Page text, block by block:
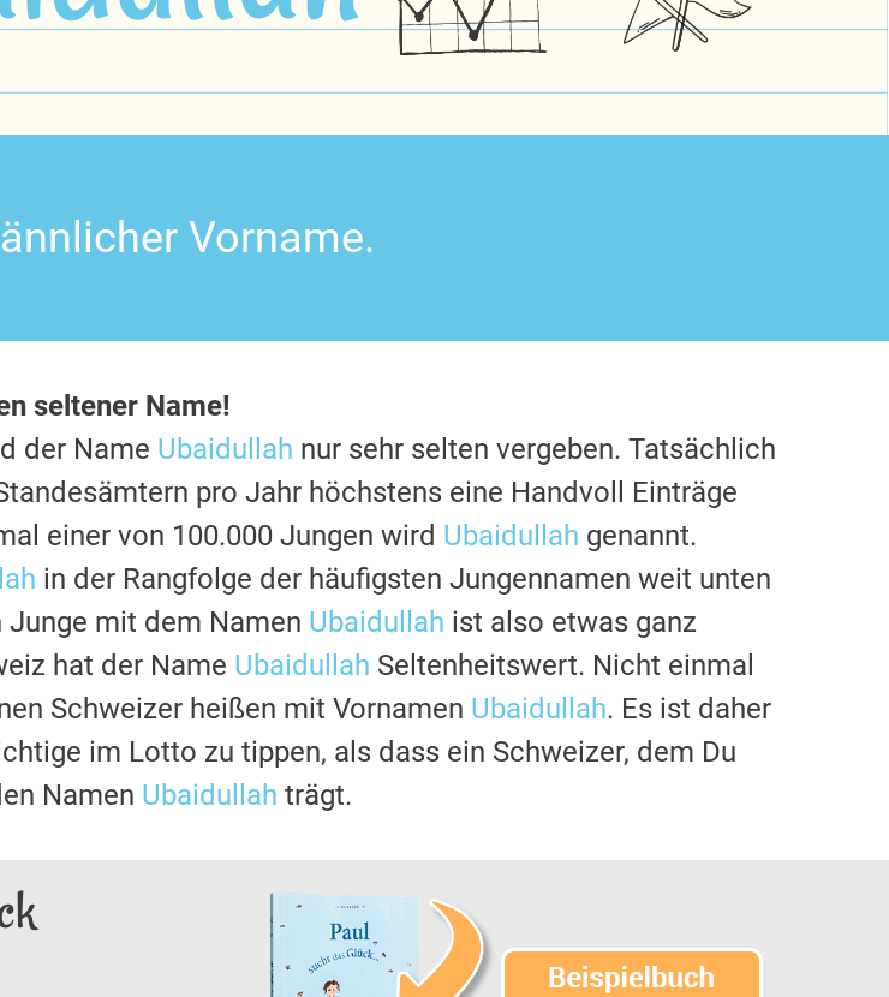
Vorname.
seltener Name!
der Name Ubaidullah nur sehr selten vergeben. Tatsächlich
pro Jahr höchstens eine Handvoll Einträge
einer von 100.000 Jungen wird Ubaidullah genannt.
in der Rangfolge der häufigsten Jungennamen weit unten
Junge mit dem Namen Ubaidullah ist also etwas ganz
hat der Name Ubaidullah Seltenheitswert. Nicht einmal
Schweizer heißen mit Vornamen Ubaidullah. Es ist daher
im Lotto zu tippen, als dass ein Schweizer, dem Du
Namen Ubaidullah trägt.